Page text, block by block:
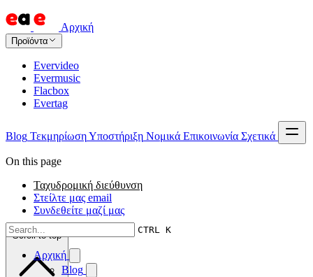
Αρχική
Προϊόντα
Evervideo
Evermusic
Flacbox
Evertag
Blog ΤεκμηρίωσηΥποστήριξη Νομικά Επικοινωνία Σχετικά
CTRL K
Αρχική
Blog
On this page
Ταχυδρομική διεύθυνση
Στείλτε μας email
Συνδεθείτε μαζί μας
Scroll to top